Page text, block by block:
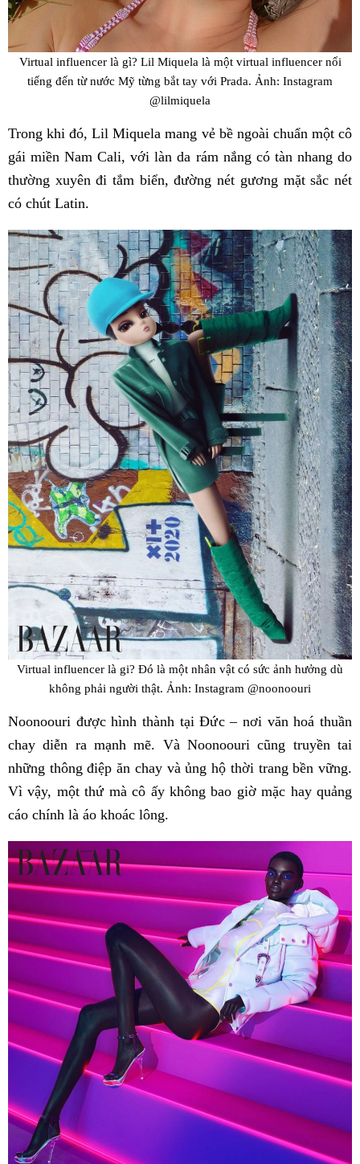
Virtual influencer là gì? Lil Miquela là một virtual influencer nổi
tiếng đến từ nước Mỹ từng bắt tay với Prada. Ảnh: Instagram
@lilmiquela
Trong khi đó, Lil Miquela mang vẻ bề ngoài chuẩn một cô
gái miền Nam Cali, với làn da rám nắng có tàn nhang do
thường xuyên đi tắm biển, đường nét gương mặt sắc nét
có chút Latin.
Virtual influencer là gi? Đó là một nhân vật có sức ảnh hưởng dù
không phải người thật. Ảnh: Instagram @noonoouri
Noonoouri được hình thành tại Đức – nơi văn hoá thuần
chay diễn ra mạnh mẽ. Và Noonoouri cũng truyền tai
những thông điệp ăn chay và ủng hộ thời trang bền vững.
Vì vậy, một thứ mà cô ấy không bao giờ mặc hay quảng
cáo chính là áo khoác lông.